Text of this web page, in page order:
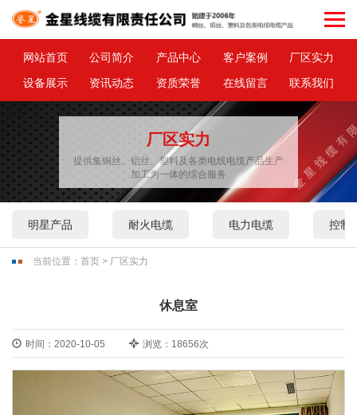
网站首页 公司简介 产品中心 客户案例
厂区实力
设备展示
资讯动态 资质荣誉 在线留言 联系我们
厂区实力
提供集铜丝、铝丝、塑料及各类电线电缆产品生产
加工为一体的综合服务
明星产品 耐火电缆 电力电缆 控制
当前位置： 首页 > 厂区实力
休息室
时间：2020-10-05 浏览：18656次